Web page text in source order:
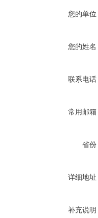
您的单位
您的姓名
联系电话
常用邮箱
省份
详细地址
补充说明